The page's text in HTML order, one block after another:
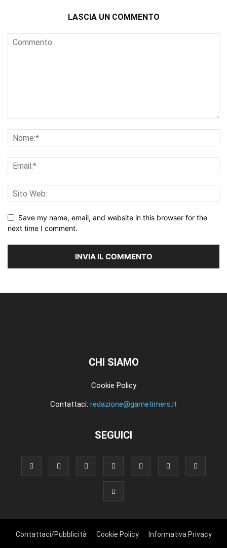
LASCIA UN COMMENTO
Save my name, email, and website in this browser for the
next time I comment.
CHI SIAMO
Cookie Policy
Contattaci: redazione@gametimers.it
SEGUICI
Contattaci/Pubblicità Cookie Policy Informativa Privacy